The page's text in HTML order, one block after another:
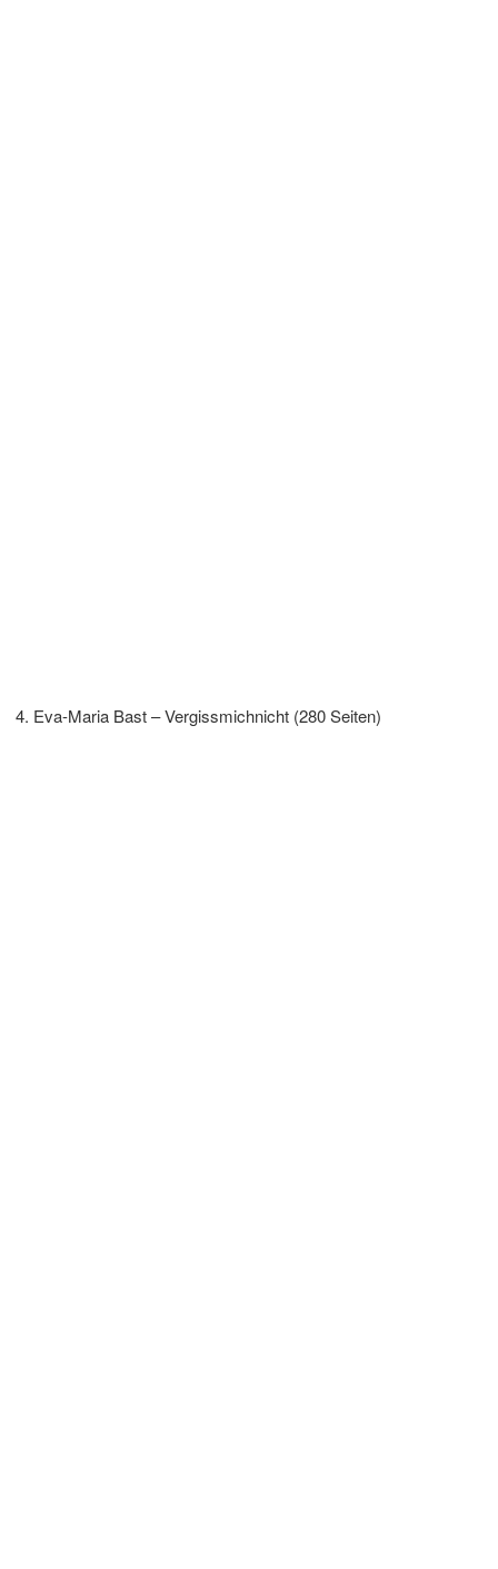
Eva-Maria Bast – Vergissmichnicht (280 Seiten)